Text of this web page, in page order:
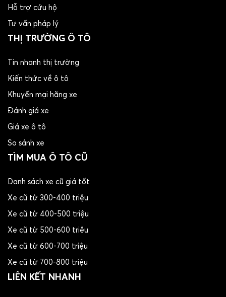
Hỗ trợ cứu hộ
Tư vấn pháp lý
THỊ TRƯỜNG Ô TÔ
Tin nhanh thị trường
Kiến thức về ô tô
Khuyến mại hãng xe
Đánh giá xe
Giá xe ô tô
So sánh xe
TÌM MUA Ô TÔ CŨ
Danh sách xe cũ giá tốt
Xe cũ từ 300-400 triệu
Xe cũ từ 400-500 triệu
Xe cũ từ 500-600 triêu
Xe cũ từ 600-700 triệu
Xe cũ từ 700-800 triệu
LIÊN KẾT NHANH